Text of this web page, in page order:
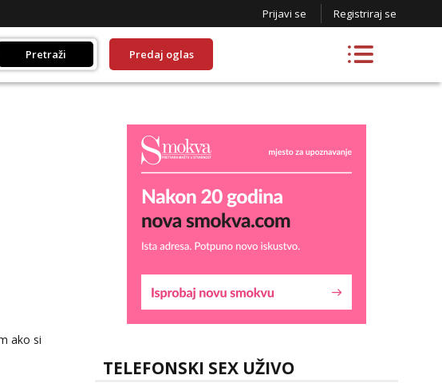
Prijavi se Registriraj se
Pretraži Predaj oglas
ako si
TELEFONSKI SEX UŽIVO
Lucija
Tel:064/677-677 - Kod: #136